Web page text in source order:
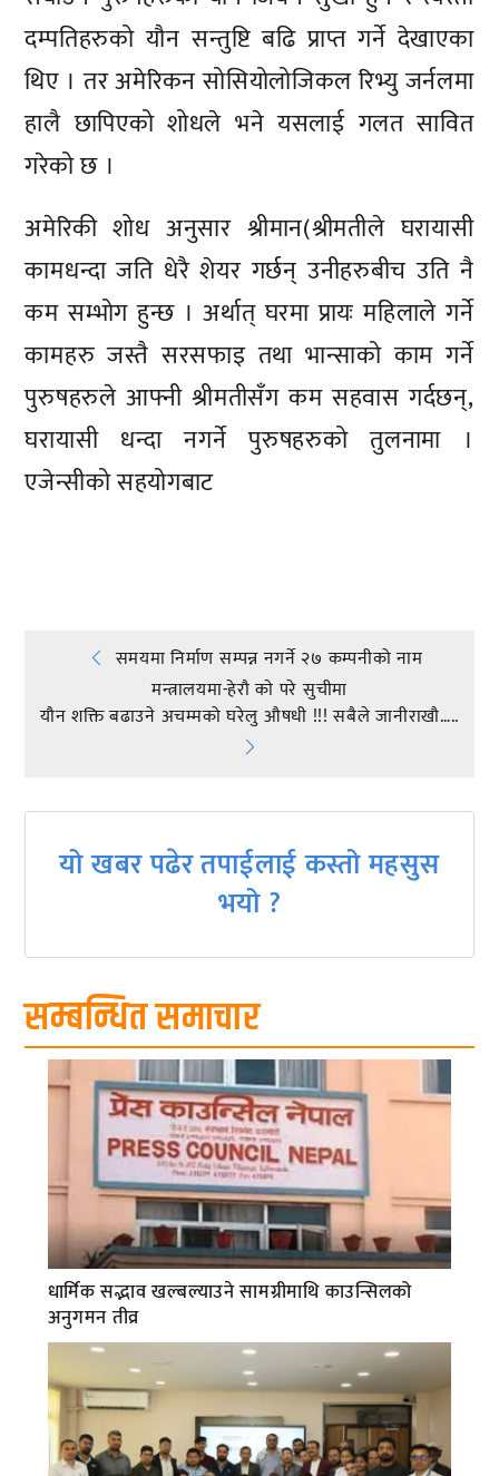
दम्पतिहरुको यौन सन्तुष्टि बढि प्राप्त गर्ने देखाएका
थिए । तर अमेरिकन सोसियोलोजिकल रिभ्यु जर्नलमा
हालै छापिएको शोधले भने यसलाई गलत सावित
गरेको छ ।
अमेरिकी शोध अनुसार श्रीमान(श्रीमतीले घरायासी
कामधन्दा जति धेरै शेयर गर्छन् उनीहरुबीच उति नै
कम सम्भोग हुन्छ । अर्थात् घरमा प्रायः महिलाले गर्ने
कामहरु जस्तै सरसफाइ तथा भान्साको काम गर्ने
पुरुषहरुले आफ्नी श्रीमतीसँग कम सहवास गर्दछन्,
घरायासी धन्दा नगर्ने पुरुषहरुको तुलनामा ।
एजेन्सीको सहयोगबाट
Post
navigation
समयमा निर्माण सम्पन्न नगर्ने २७ कम्पनीको नाम
मन्त्रालयमा-हेराै काे परे सुचीमा
यौन शक्ति बढाउने अचम्मको घरेलु औषधी !!! सबैले जानीराखौ…..
यो खबर पढेर तपाईलाई कस्तो महसुस
भयो ?
सम्बन्धित समाचार
धार्मिक सद्भाव खल्बल्याउने सामग्रीमाथि काउन्सिलको
अनुगमन तीव्र